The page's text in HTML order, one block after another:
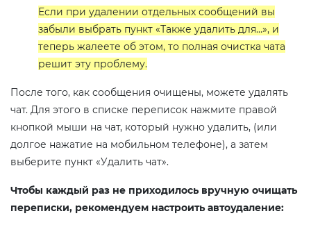
Если при удалении отдельных сообщений вы
забыли выбрать пункт «Также удалить для…», и
теперь жалеете об этом, то полная очистка чата
решит эту проблему.
После того, как сообщения очищены, можете удалять
чат. Для этого в списке переписок нажмите правой
кнопкой мыши на чат, который нужно удалить, (или
долгое нажатие на мобильном телефоне), а затем
выберите пункт «Удалить чат».
Чтобы каждый раз не приходилось вручную очищать
переписки, рекомендуем настроить автоудаление: